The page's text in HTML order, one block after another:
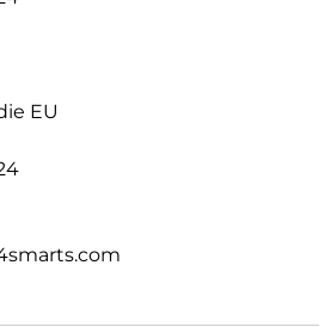
zu beeinträchtigen. Erlebe
und maximalen Schutz in einem
Schutz und Ästhetik mit unserer
ermöglicht es, die Farbe und die
voll zur Geltung zu bringen.
EU